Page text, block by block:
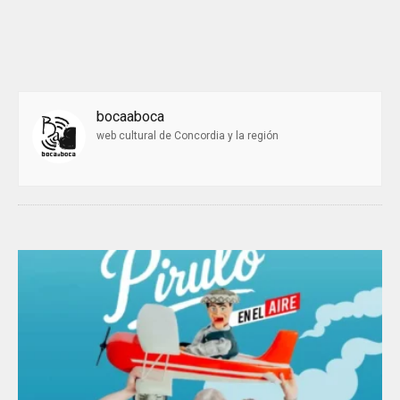
bocaaboca
web cultural de Concordia y la región